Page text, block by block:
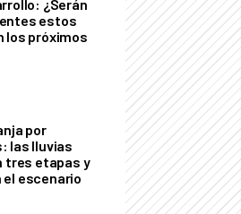
¿Serán
estos
los próximos
por
las lluvias
tres etapas y
escenario